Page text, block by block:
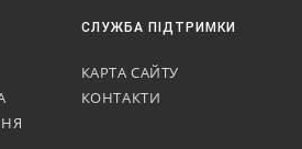
СЛУЖБА ПІДТРИМКИ
КАРТА САЙТУ
КОНТАКТИ